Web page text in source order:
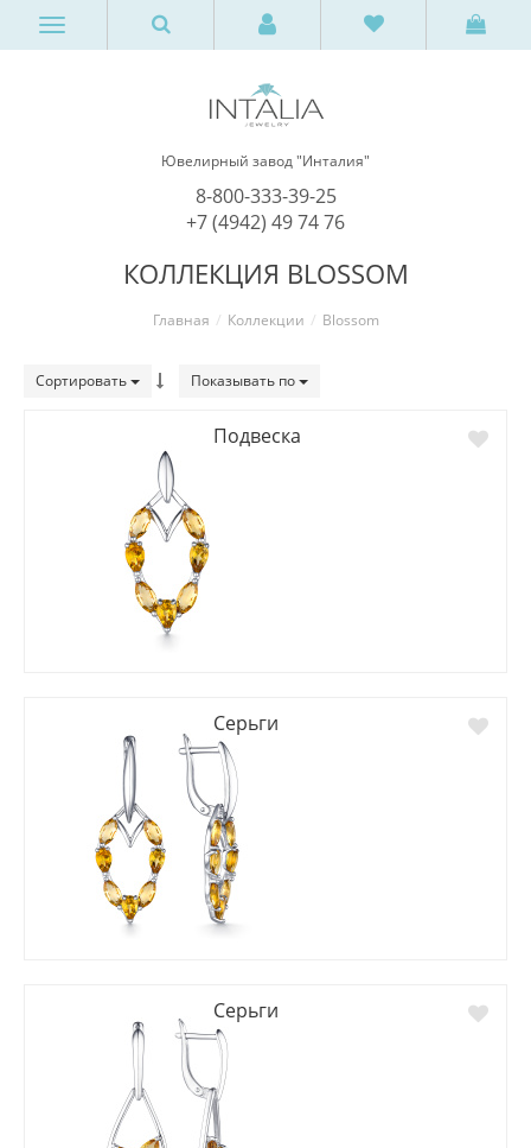
Ювелирный завод "Инталия"
8-800-333-39-25
+7 (4942) 49 74 76
КОЛЛЕКЦИЯ BLOSSOM
Главная Коллекции Blossom
Сортировать Показывать по
Подвеска
Серьги
Серьги